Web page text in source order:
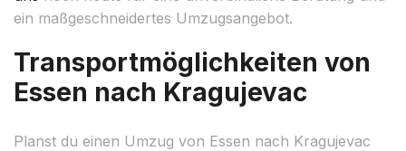
ein maßgeschneidertes Umzugsangebot.
Transportmöglichkeiten von
Essen nach Kragujevac
Planst du einen Umzug von Essen nach Kragujevac